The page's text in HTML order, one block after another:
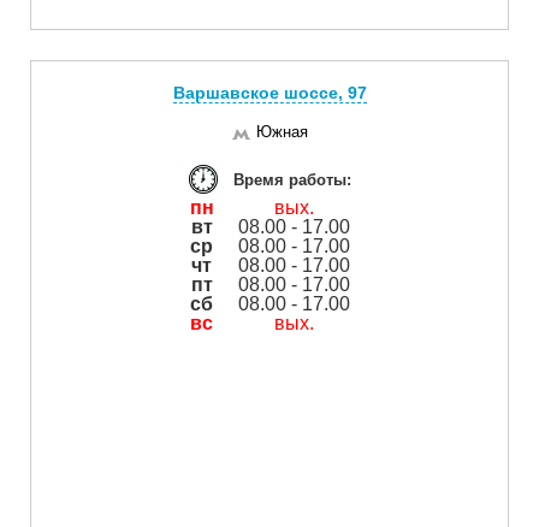
Варшавское шоссе, 97
Южная
Время работы:
пн
вых.
вт
08.00 - 17.00
ср
08.00 - 17.00
чт
08.00 - 17.00
пт
08.00 - 17.00
сб
08.00 - 17.00
вс
вых.